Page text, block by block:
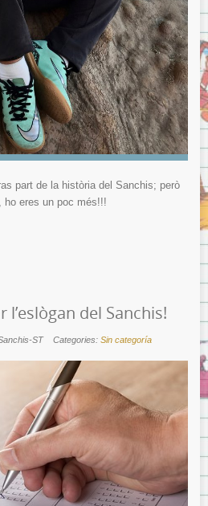
part de la història del Sanchis; però
ho eres un poc més!!!
del Sanchis!
ST Categories: Sin categoría